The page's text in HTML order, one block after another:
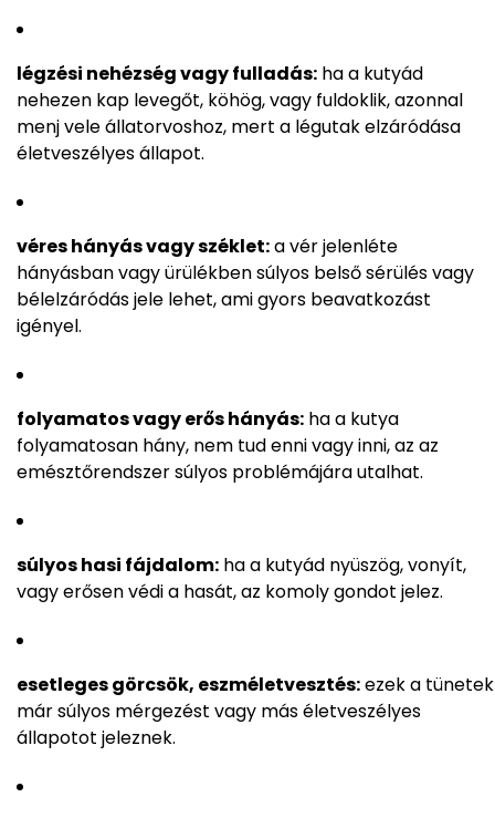
légzési nehézség vagy fulladás: ha a kutyád
nehezen kap levegőt, köhög, vagy fuldoklik, azonnal
menj vele állatorvoshoz, mert a légutak elzáródása
életveszélyes állapot.
véres hányás vagy széklet:a vér jelenléte
hányásban vagy ürülékben súlyos belső sérülés vagy
bélelzáródás jele lehet, ami gyors beavatkozást
igényel.
folyamatos vagy erős hányás: ha a kutya
folyamatosan hány, nem tud enni vagy inni, az az
emésztőrendszer súlyos problémájára utalhat.
súlyos hasi fájdalom: ha a kutyád nyüszög, vonyít,
vagy erősen védi a hasát, az komoly gondot jelez.
esetleges görcsök, eszméletvesztés:ezek a tünetek
már súlyos mérgezést vagy más életveszélyes
állapotot jeleznek.